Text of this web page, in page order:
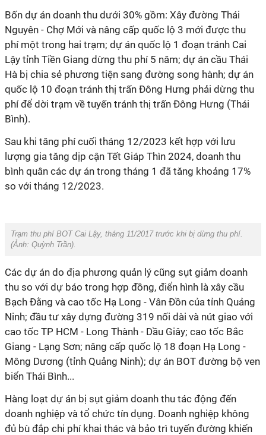
Bốn dự án doanh thu dưới 30% gồm: Xây đường Thái
Nguyên - Chợ Mới và nâng cấp quốc lộ 3 mới được thu
phí một trong hai trạm; dự án quốc lộ 1 đoạn tránh Cai
Lậy tỉnh Tiền Giang dừng thu phí 5 năm; dự án cầu Thái
Hà bị chia sẻ phương tiện sang đường song hành; dự án
quốc lộ 10 đoạn tránh thị trấn Đông Hưng phải dừng thu
phí để dời trạm về tuyến tránh thị trấn Đông Hưng (Thái
Bình).
Sau khi tăng phí cuối tháng 12/2023 kết hợp với lưu
lượng gia tăng dịp cận Tết Giáp Thìn 2024, doanh thu
bình quân các dự án trong tháng 1 đã tăng khoảng 17%
so với tháng 12/2023.
Trạm thu phí BOT Cai Lậy, tháng 11/2017 trước khi bị dừng thu phí.
(Ảnh: Quỳnh Trần).
Các dự án do địa phương quản lý cũng sụt giảm doanh
thu so với dự báo trong hợp đồng, điển hình là xây cầu
Bạch Đằng và cao tốc Hạ Long - Vân Đồn của tỉnh Quảng
Ninh; đầu tư xây dựng đường 319 nối dài và nút giao với
cao tốc TP HCM - Long Thành - Dầu Giây; cao tốc Bắc
Giang - Lạng Sơn; nâng cấp quốc lộ 18 đoạn Hạ Long -
Mông Dương (tỉnh Quảng Ninh); dự án BOT đường bộ ven
biển Thái Bình...
Hàng loạt dự án bị sụt giảm doanh thu tác động đến
doanh nghiệp và tổ chức tín dụng. Doanh nghiệp không
đủ bù đắp chi phí khai thác và bảo trì tuyến đường khiến